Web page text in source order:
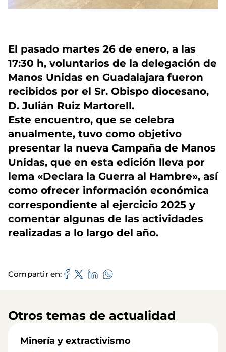
El pasado martes 26 de enero, a las
17:30 h, voluntarios de la delegación de
Manos Unidas en Guadalajara fueron
recibidos por el Sr. Obispo diocesano,
D. Julián Ruiz Martorell.
Este encuentro, que se celebra
anualmente, tuvo como objetivo
presentar la nueva Campaña de Manos
Unidas, que en esta edición lleva por
lema «Declara la Guerra al Hambre», así
como ofrecer información económica
correspondiente al ejercicio 2025 y
comentar algunas de las actividades
realizadas a lo largo del año.
Compartir en
Otros temas de actualidad
Minería y extractivismo